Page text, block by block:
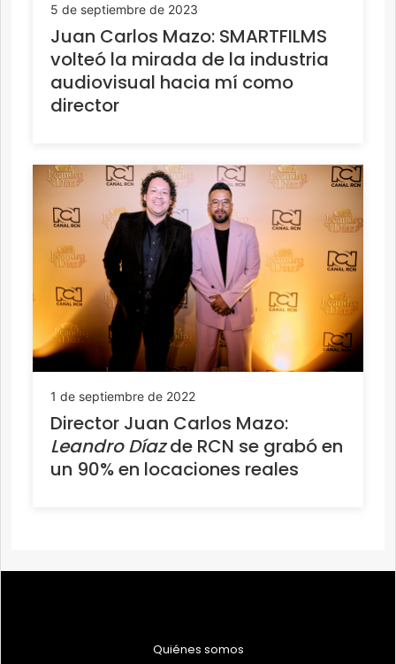
5 de septiembre de 2023
Juan Carlos Mazo: SMARTFILMS
volteó la mirada de la industria
audiovisual hacia mí como
director
1 de septiembre de 2022
Director Juan Carlos Mazo:
Leandro Díazde RCN se grabó en
un 90% en locaciones reales
Quiénes somos